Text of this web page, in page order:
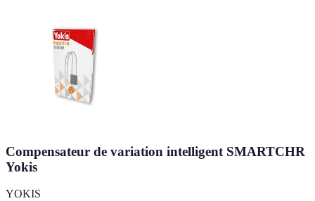
Compensateur de variation intelligent SMARTCHR
Yokis
YOKIS